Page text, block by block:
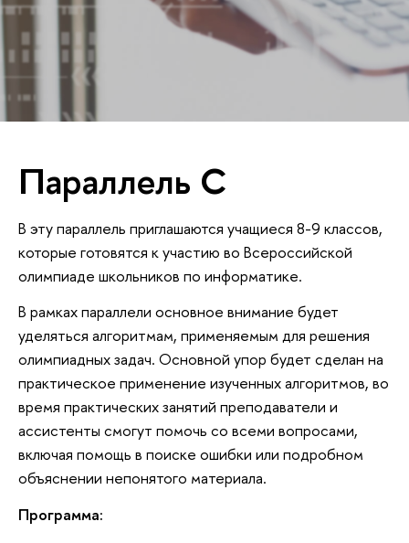
Параллель C
В эту параллель приглашаются учащиеся 8-9 классов,
которые готовятся к участию во Всероссийской
олимпиаде школьников по информатике.
В рамках параллели основное внимание будет
уделяться алгоритмам, применяемым для решения
олимпиадных задач. Основной упор будет сделан на
практическое применение изученных алгоритмов, во
время практических занятий преподаватели и
ассистенты смогут помочь со всеми вопросами,
включая помощь в поиске ошибки или подробном
объяснении непонятого материала.
Программа: